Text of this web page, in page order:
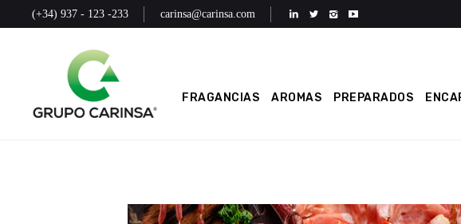
(+34) 937 - 123 -233 carinsa@carinsa.com
FRAGANCIAS AROMAS PREPARADOS